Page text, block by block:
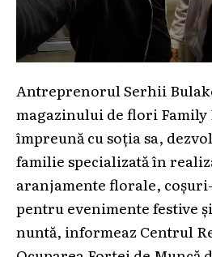
Antreprenorul Serhii
magazinului de flori
împreună cu soția sa,
familie specializată în
aranjamente florale,
pentru evenimente festive
nuntă, informeaz Centrul